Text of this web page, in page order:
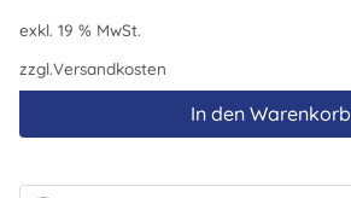
exkl. 19 % MwSt.
zzgl.Versandkosten
In den Warenkorb
Products